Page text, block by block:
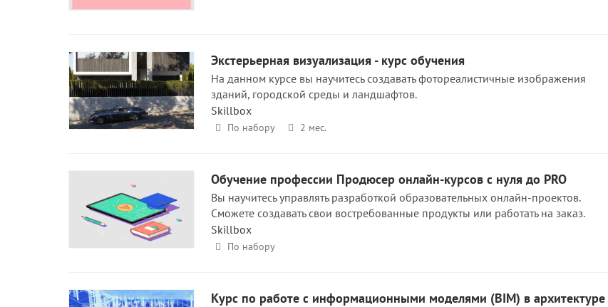
Экстерьерная визуализация - курс обучения
На данном курсе вы научитесь создавать фотореалистичные изображения
зданий, городской среды и ландшафтов.
Skillbox
По набору 2 мес.
Обучение профессии Продюсер онлайн-курсов с нуля до PRO
Вы научитесь управлять разработкой образовательных онлайн-проектов.
Сможете создавать свои востребованные продукты или работать на заказ.
Skillbox
По набору
Курс по работе с информационными моделями (BIM) в архитектуре